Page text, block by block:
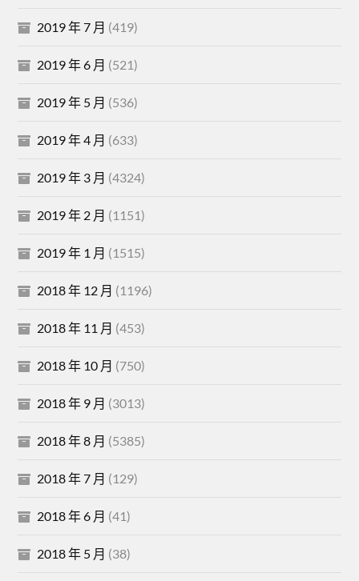
2019 年 7 月 (419)
2019 年 6 月 (521)
2019 年 5 月 (536)
2019 年 4 月 (633)
2019 年 3 月 (4324)
2019 年 2 月 (1151)
2019 年 1 月 (1515)
2018 年 12 月 (1196)
2018 年 11 月 (453)
2018 年 10 月 (750)
2018 年 9 月 (3013)
2018 年 8 月 (5385)
2018 年 7 月 (129)
2018 年 6 月 (41)
2018 年 5 月 (38)